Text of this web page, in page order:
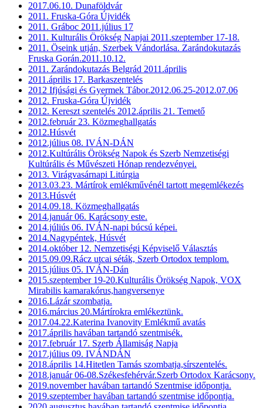
2017.06.10. Dunaföldvár
2011. Fruska-Góra Újvidék
2011. Gráboc 2011.július 17
2011. Kulturális Örökség Napjai 2011.szeptember 17-18.
2011. Öseink utján, Szerbek Vándorlása. Zarándokutazás
Fruska Gorán.2011.10.12.
2011. Zarándokutazás Belgrád 2011.április
2011.április 17. Barkaszentelés
2012 Ifjúsági és Gyermek Tábor.2012.06.25-2012.07.06
2012. Fruska-Góra Újvidék
2012. Kereszt szentelés 2012.április 21. Temető
2012.február 23. Közmeghallgatás
2012.Húsvét
2012.július 08. IVÁN-DÁN
2012.Kultúrális Örökség Napok és Szerb Nemzetiségi
Kultúrális és Művészeti Hónap rendezvényei.
2013. Virágvasárnapi Litúrgia
2013.03.23. Mártírok emlékművénél tartott megemlékezés
2013.Húsvét
2014.09.18. Közmeghallgatás
2014.január 06. Karácsony este.
2014.júliús 06. IVÁN-napi búcsú képei.
2014.Nagypéntek, Húsvét
2014.október 12. Nemzetiségi Képviselő Választás
2015.09.09.Rácz utcai séták, Szerb Ortodox templom.
2015.július 05. IVÁN-Dán
2015.szeptember 19-20.Kulturális Örökség Napok, VOX
Mirabilis kamarakórus,hangversenye
2016.Lázár szombatja.
2016.március 20.Mártírokra emlékeztünk.
2017.04.22.Katerina Ivanovity Emlékmű avatás
2017.április havában tartandó szentmisék.
2017.február 17. Szerb Államiság Napja
2017.július 09. IVÁNDÁN
2018.április 14.Hitetlen Tamás szombatja,sírszentelés.
2018.január 06-08.Székesfehérvár.Szerb Ortodox Karácsony.
2019.november havában tartandó Szentmise időpontja.
2019.szeptember havában tartandó szentmise időpontja.